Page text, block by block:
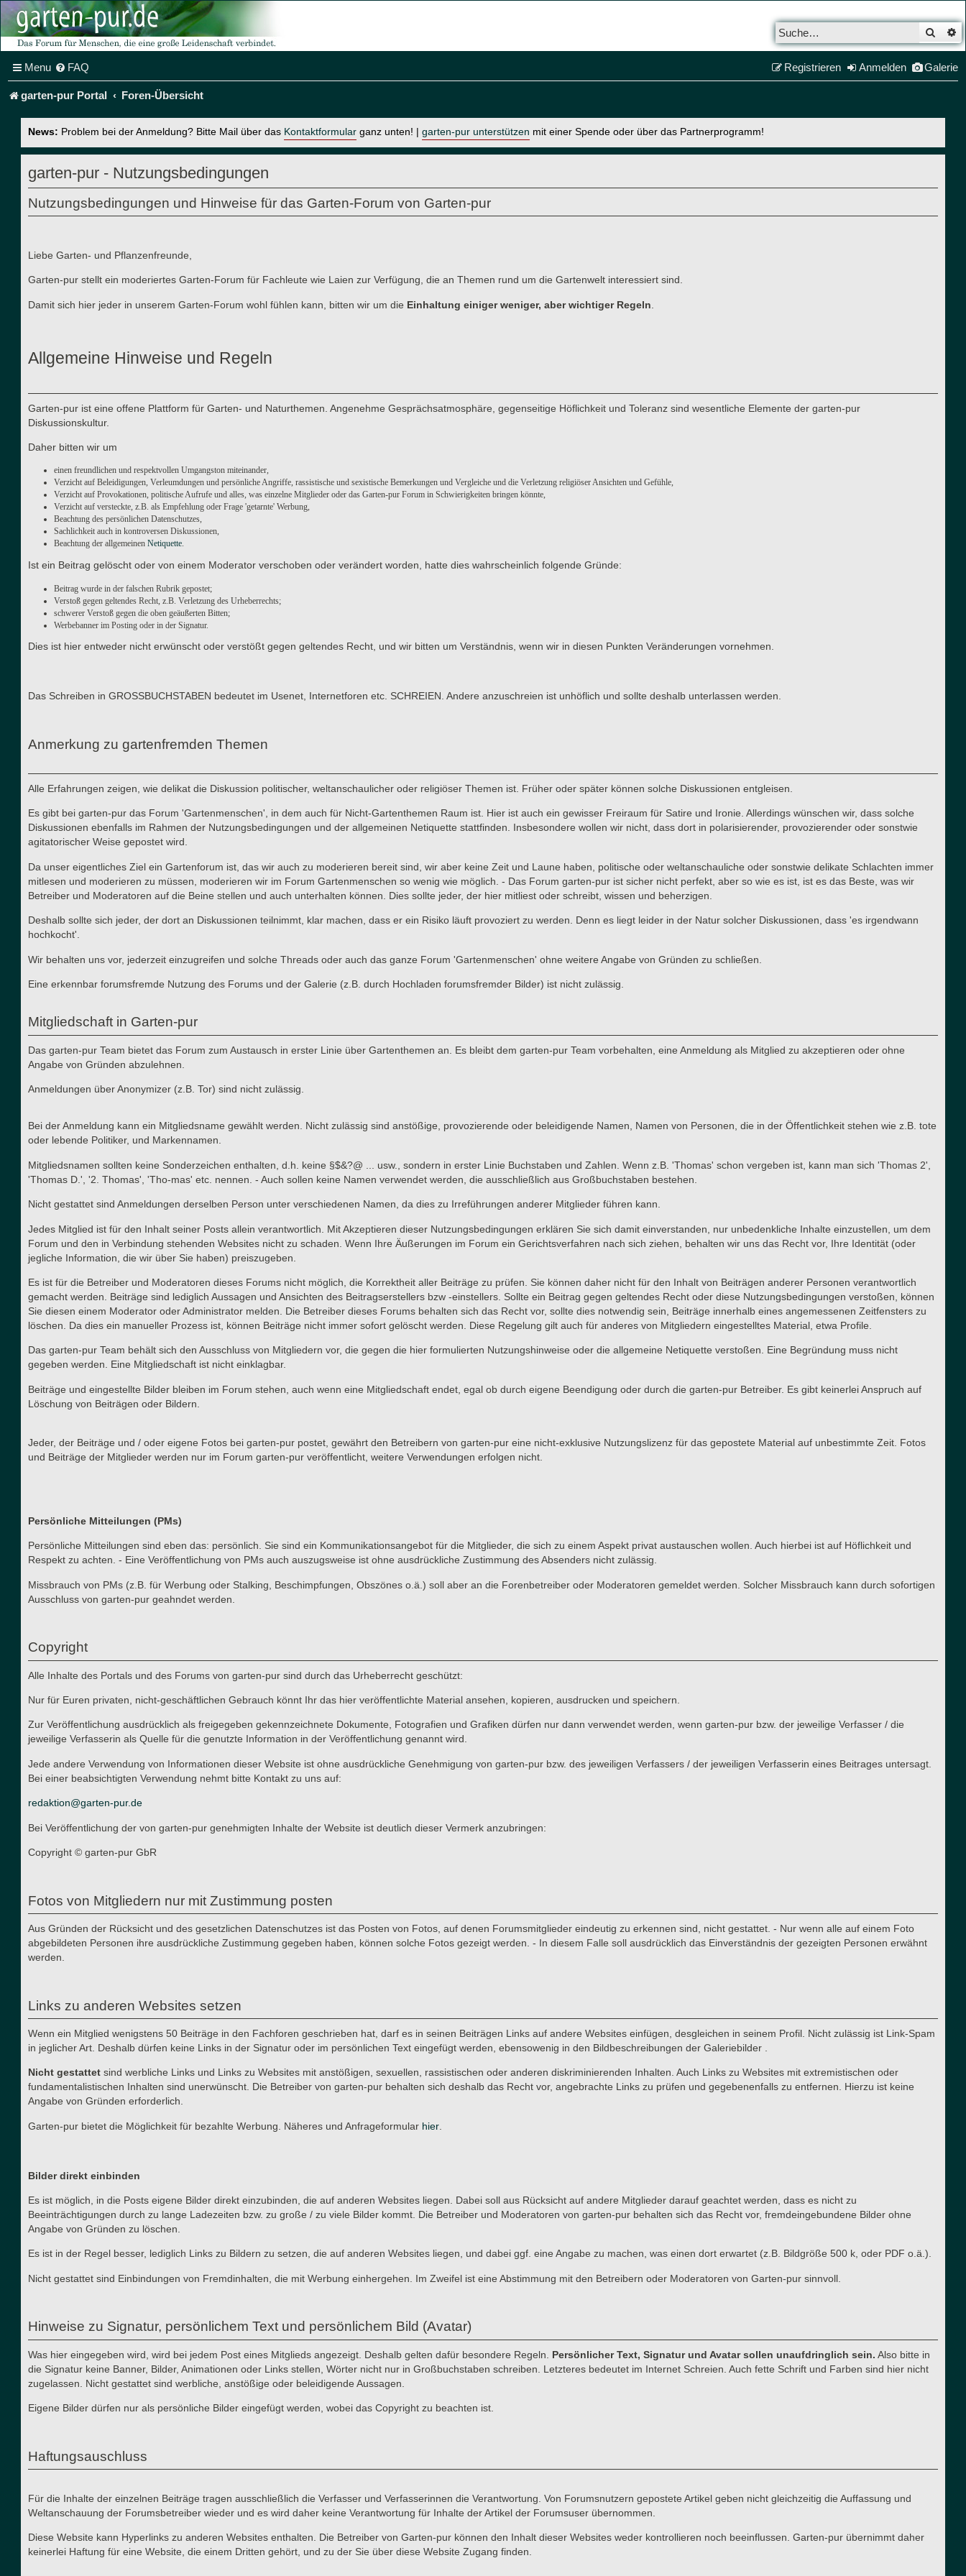
Menu FAQ Galerie
Anmelden
Registrieren
garten-pur Portal Foren-Übersicht
News: Problem bei der Anmeldung? Bitte Mail über das Kontaktformular ganz unten! | garten-pur unterstützen mit einer Spende oder über das Partnerprogramm!
garten-pur - Nutzungsbedingungen
Nutzungsbedingungen und Hinweise für das Garten-Forum von Garten-pur
Liebe Garten- und Pflanzenfreunde,
Garten-pur stellt ein moderiertes Garten-Forum für Fachleute wie Laien zur Verfügung, die an Themen rund um die Gartenwelt interessiert sind.
Damit sich hier jeder in unserem Garten-Forum wohl fühlen kann, bitten wir um die Einhaltung einiger weniger, aber wichtiger Regeln
Allgemeine Hinweise und Regeln
Garten-pur ist eine offene Plattform für Garten- und Naturthemen. Angenehme Gesprächsatmosphäre, gegenseitige Höflichkeit und Toleranz sind wesentliche Elemente der garten-pur
Diskussionskultur.
Daher bitten wir um
einen freundlichen und respektvollen Umgangston miteinander,
Verzicht auf Beleidigungen, Verleumdungen und persönliche Angriffe, rassistische und sexistische Bemerkungen und Vergleiche und die Verletzung religiöser Ansichten und Gefühle,
Verzicht auf Provokationen, politische Aufrufe und alles, was einzelne Mitglieder oder das Garten-pur Forum in Schwierigkeiten bringen könnte,
Verzicht auf versteckte, z.B. als Empfehlung oder Frage 'getarnte' Werbung,
Beachtung des persönlichen Datenschutzes,
Sachlichkeit auch in kontroversen Diskussionen,
Beachtung der allgemeinen Netiquette.
Ist ein Beitrag gelöscht oder von einem Moderator verschoben oder verändert worden, hatte dies wahrscheinlich folgende Gründe:
Beitrag wurde in der falschen Rubrik gepostet;
Verstoß gegen geltendes Recht, z.B. Verletzung des Urheberrechts;
schwerer Verstoß gegen die oben geäußerten Bitten;
Werbebanner im Posting oder in der Signatur.
Dies ist hier entweder nicht erwünscht oder verstößt gegen geltendes Recht, und wir bitten um Verständnis, wenn wir in diesen Punkten Veränderungen vornehmen.
Das Schreiben in GROSSBUCHSTABEN bedeutet im Usenet, Internetforen etc. SCHREIEN. Andere anzuschreien ist unhöflich und sollte deshalb unterlassen werden.
Anmerkung zu gartenfremden Themen
Alle Erfahrungen zeigen, wie delikat die Diskussion politischer, weltanschaulicher oder religiöser Themen ist. Früher oder später können solche Diskussionen entgleisen.
Es gibt bei garten-pur das Forum 'Gartenmenschen', in dem auch für Nicht-Gartenthemen Raum ist. Hier ist auch ein gewisser Freiraum für Satire und Ironie. Allerdings wünschen wir, dass solche
Diskussionen ebenfalls im Rahmen der Nutzungsbedingungen und der allgemeinen Netiquette stattfinden. Insbesondere wollen wir nicht, dass dort in polarisierender, provozierender oder sonstwie
agitatorischer Weise gepostet wird.
Da unser eigentliches Ziel ein Gartenforum ist, das wir auch zu moderieren bereit sind, wir aber keine Zeit und Laune haben, politische oder weltanschauliche oder sonstwie delikate Schlachten immer
mitlesen und moderieren zu müssen, moderieren wir im Forum Gartenmenschen so wenig wie möglich. - Das Forum garten-pur ist sicher nicht perfekt, aber so wie es ist, ist es das Beste, was wir
Betreiber und Moderatoren auf die Beine stellen und auch unterhalten können. Dies sollte jeder, der hier mitliest oder schreibt, wissen und beherzigen.
Deshalb sollte sich jeder, der dort an Diskussionen teilnimmt, klar machen, dass er ein Risiko läuft provoziert zu werden. Denn es liegt leider in der Natur solcher Diskussionen, dass 'es irgendwann
hochkocht'.
Wir behalten uns vor, jederzeit einzugreifen und solche Threads oder auch das ganze Forum 'Gartenmenschen' ohne weitere Angabe von Gründen zu schließen.
Eine erkennbar forumsfremde Nutzung des Forums und der Galerie (z.B. durch Hochladen forumsfremder Bilder) ist nicht zulässig.
Mitgliedschaft in Garten-pur
Das garten-pur Team bietet das Forum zum Austausch in erster Linie über Gartenthemen an. Es bleibt dem garten-pur Team vorbehalten, eine Anmeldung als Mitglied zu akzeptieren oder ohne
Angabe von Gründen abzulehnen.
Anmeldungen über Anonymizer (z.B. Tor) sind nicht zulässig.
Bei der Anmeldung kann ein Mitgliedsname gewählt werden. Nicht zulässig sind anstößige, provozierende oder beleidigende Namen, Namen von Personen, die in der Öffentlichkeit stehen wie z.B. tote
oder lebende Politiker, und Markennamen.
Mitgliedsnamen sollten keine Sonderzeichen enthalten, d.h. keine §$&?@ ... usw., sondern in erster Linie Buchstaben und Zahlen. Wenn z.B. 'Thomas' schon vergeben ist, kann man sich 'Thomas 2',
'Thomas D.', '2. Thomas', 'Tho-mas' etc. nennen. - Auch sollen keine Namen verwendet werden, die ausschließlich aus Großbuchstaben bestehen.
Nicht gestattet sind Anmeldungen derselben Person unter verschiedenen Namen, da dies zu Irreführungen anderer Mitglieder führen kann.
Jedes Mitglied ist für den Inhalt seiner Posts allein verantwortlich. Mit Akzeptieren dieser Nutzungsbedingungen erklären Sie sich damit einverstanden, nur unbedenkliche Inhalte einzustellen, um dem
Forum und den in Verbindung stehenden Websites nicht zu schaden. Wenn Ihre Äußerungen im Forum ein Gerichtsverfahren nach sich ziehen, behalten wir uns das Recht vor, Ihre Identität (oder
jegliche Information, die wir über Sie haben) preiszugeben.
Es ist für die Betreiber und Moderatoren dieses Forums nicht möglich, die Korrektheit aller Beiträge zu prüfen. Sie können daher nicht für den Inhalt von Beiträgen anderer Personen verantwortlich
gemacht werden. Beiträge sind lediglich Aussagen und Ansichten des Beitragserstellers bzw -einstellers. Sollte ein Beitrag gegen geltendes Recht oder diese Nutzungsbedingungen verstoßen, können
Sie diesen einem Moderator oder Administrator melden. Die Betreiber dieses Forums behalten sich das Recht vor, sollte dies notwendig sein, Beiträge innerhalb eines angemessenen Zeitfensters zu
löschen. Da dies ein manueller Prozess ist, können Beiträge nicht immer sofort gelöscht werden. Diese Regelung gilt auch für anderes von Mitgliedern eingestelltes Material, etwa Profile.
Das garten-pur Team behält sich den Ausschluss von Mitgliedern vor, die gegen die hier formulierten Nutzungshinweise oder die allgemeine Netiquette verstoßen. Eine Begründung muss nicht
gegeben werden. Eine Mitgliedschaft ist nicht einklagbar.
Beiträge und eingestellte Bilder bleiben im Forum stehen, auch wenn eine Mitgliedschaft endet, egal ob durch eigene Beendigung oder durch die garten-pur Betreiber. Es gibt keinerlei Anspruch auf
Löschung von Beiträgen oder Bildern.
Jeder, der Beiträge und / oder eigene Fotos bei garten-pur postet, gewährt den Betreibern von garten-pur eine nicht-exklusive Nutzungslizenz für das gepostete Material auf unbestimmte Zeit. Fotos
und Beiträge der Mitglieder werden nur im Forum garten-pur veröffentlicht, weitere Verwendungen erfolgen nicht.
Persönliche Mitteilungen (PMs)
Persönliche Mitteilungen sind eben das: persönlich. Sie sind ein Kommunikationsangebot für die Mitglieder, die sich zu einem Aspekt privat austauschen wollen. Auch hierbei ist auf Höflichkeit und
Respekt zu achten. - Eine Veröffentlichung von PMs auch auszugsweise ist ohne ausdrückliche Zustimmung des Absenders nicht zulässig.
Missbrauch von PMs (z.B. für Werbung oder Stalking, Beschimpfungen, Obszönes o.ä.) soll aber an die Forenbetreiber oder Moderatoren gemeldet werden. Solcher Missbrauch kann durch sofortigen
Ausschluss von garten-pur geahndet werden.
Copyright
Alle Inhalte des Portals und des Forums von garten-pur sind durch das Urheberrecht geschützt:
Nur für Euren privaten, nicht-geschäftlichen Gebrauch könnt Ihr das hier veröffentlichte Material ansehen, kopieren, ausdrucken und speichern.
Zur Veröffentlichung ausdrücklich als freigegeben gekennzeichnete Dokumente, Fotografien und Grafiken dürfen nur dann verwendet werden, wenn garten-pur bzw. der jeweilige Verfasser / die
jeweilige Verfasserin als Quelle für die genutzte Information in der Veröffentlichung genannt wird.
Jede andere Verwendung von Informationen dieser Website ist ohne ausdrückliche Genehmigung von garten-pur bzw. des jeweiligen Verfassers / der jeweiligen Verfasserin eines Beitrages untersagt.
Bei einer beabsichtigten Verwendung nehmt bitte Kontakt zu uns auf:
redaktion@garten-pur.de
Bei Veröffentlichung der von garten-pur genehmigten Inhalte der Website ist deutlich dieser Vermerk anzubringen:
Copyright © garten-pur GbR
Fotos von Mitgliedern nur mit Zustimmung posten
Aus Gründen der Rücksicht und des gesetzlichen Datenschutzes ist das Posten von Fotos, auf denen Forumsmitglieder eindeutig zu erkennen sind, nicht gestattet. - Nur wenn alle auf einem Foto
abgebildeten Personen ihre ausdrückliche Zustimmung gegeben haben, können solche Fotos gezeigt werden. - In diesem Falle soll ausdrücklich das Einverständnis der gezeigten Personen erwähnt
werden.
Links zu anderen Websites setzen
Wenn ein Mitglied wenigstens 50 Beiträge in den Fachforen geschrieben hat, darf es in seinen Beiträgen Links auf andere Websites einfügen, desgleichen in seinem Profil. Nicht zulässig ist Link-Spam
in jeglicher Art. Deshalb dürfen keine Links in der Signatur oder im persönlichen Text eingefügt werden, ebensowenig in den Bildbeschreibungen der Galeriebilder .
Nicht gestattet sind werbliche Links und Links zu Websites mit anstößigen, sexuellen, rassistischen oder anderen diskriminierenden Inhalten. Auch Links zu Websites mit extremistischen oder
fundamentalistischen Inhalten sind unerwünscht. Die Betreiber von garten-pur behalten sich deshalb das Recht vor, angebrachte Links zu prüfen und gegebenenfalls zu entfernen. Hierzu ist keine
Angabe von Gründen erforderlich.
Garten-pur bietet die Möglichkeit für bezahlte Werbung. Näheres und Anfrageformular hier
Bilder direkt einbinden
Es ist möglich, in die Posts eigene Bilder direkt einzubinden, die auf anderen Websites liegen. Dabei soll aus Rücksicht auf andere Mitglieder darauf geachtet werden, dass es nicht zu
Beeinträchtigungen durch zu lange Ladezeiten bzw. zu große / zu viele Bilder kommt. Die Betreiber und Moderatoren von garten-pur behalten sich das Recht vor, fremdeingebundene Bilder ohne
Angabe von Gründen zu löschen.
Es ist in der Regel besser, lediglich Links zu Bildern zu setzen, die auf anderen Websites liegen, und dabei ggf. eine Angabe zu machen, was einen dort erwartet (z.B. Bildgröße 500 k, oder PDF o.ä.).
Nicht gestattet sind Einbindungen von Fremdinhalten, die mit Werbung einhergehen. Im Zweifel ist eine Abstimmung mit den Betreibern oder Moderatoren von Garten-pur sinnvoll.
Hinweise zu Signatur, persönlichem Text und persönlichem Bild (Avatar)
Was hier eingegeben wird, wird bei jedem Post eines Mitglieds angezeigt. Deshalb gelten dafür besondere Regeln. Persönlicher Text, Signatur und Avatar sollen unaufdringlich sein. Also bitte in
die Signatur keine Banner, Bilder, Animationen oder Links stellen, Wörter nicht nur in Großbuchstaben schreiben. Letzteres bedeutet im Internet Schreien. Auch fette Schrift und Farben sind hier nicht
zugelassen. Nicht gestattet sind werbliche, anstößige oder beleidigende Aussagen.
Eigene Bilder dürfen nur als persönliche Bilder eingefügt werden, wobei das Copyright zu beachten ist.
Haftungsauschluss
Für die Inhalte der einzelnen Beiträge tragen ausschließlich die Verfasser und Verfasserinnen die Verantwortung. Von Forumsnutzern gepostete Artikel geben nicht gleichzeitig die Auffassung und
Weltanschauung der Forumsbetreiber wieder und es wird daher keine Verantwortung für Inhalte der Artikel der Forumsuser übernommen.
Diese Website kann Hyperlinks zu anderen Websites enthalten. Die Betreiber von Garten-pur können den Inhalt dieser Websites weder kontrollieren noch beeinflussen. Garten-pur übernimmt daher
keinerlei Haftung für eine Website, die einem Dritten gehört, und zu der Sie über diese Website Zugang finden.